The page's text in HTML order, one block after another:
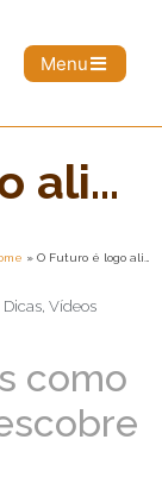
Menu
ali…
» O Futuro é logo ali…
Dicas, Vídeos
como